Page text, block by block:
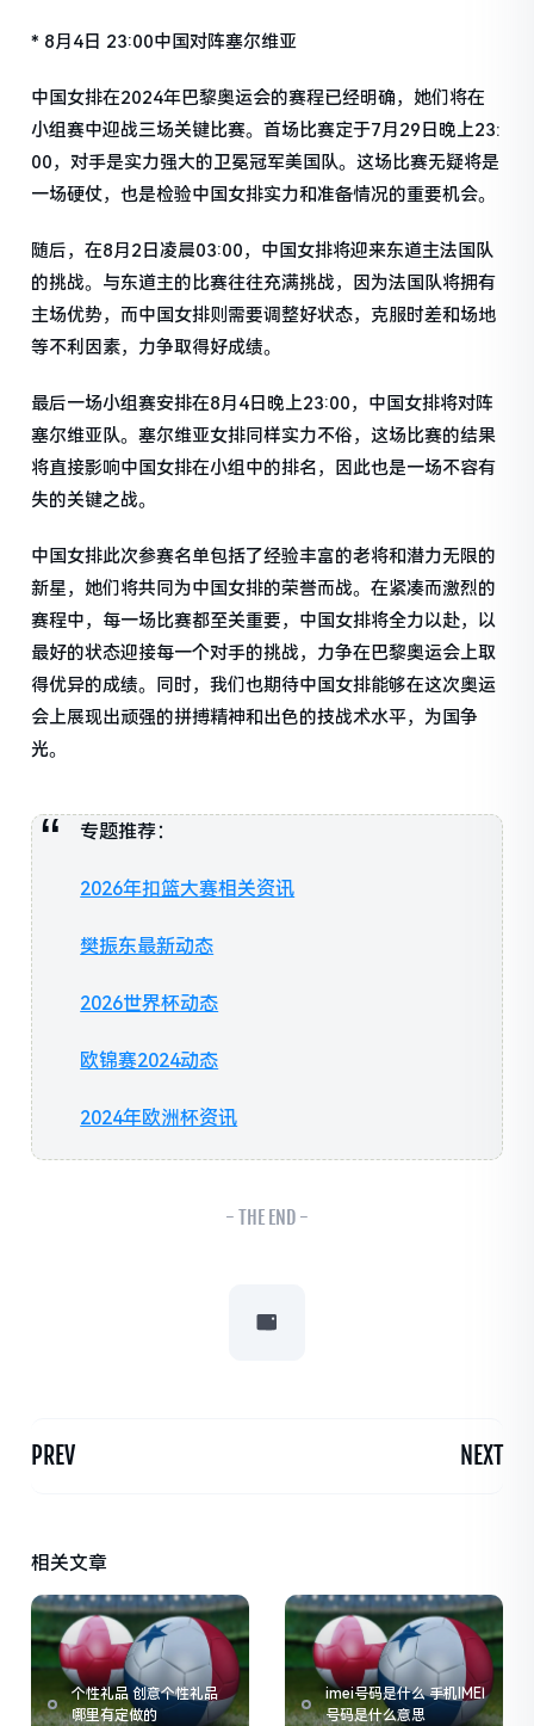
* 8月4日 23:00中国对阵塞尔维亚
中国女排在2024年巴黎奥运会的赛程已经明确，她们将在
小组赛中迎战三场关键比赛。首场比赛定于7月29日晚上23:
00，对手是实力强大的卫冕冠军美国队。这场比赛无疑将是
一场硬仗，也是检验中国女排实力和准备情况的重要机会。
随后，在8月2日凌晨03:00，中国女排将迎来东道主法国队
的挑战。与东道主的比赛往往充满挑战，因为法国队将拥有
主场优势，而中国女排则需要调整好状态，克服时差和场地
等不利因素，力争取得好成绩。
最后一场小组赛安排在8月4日晚上23:00，中国女排将对阵
塞尔维亚队。塞尔维亚女排同样实力不俗，这场比赛的结果
将直接影响中国女排在小组中的排名，因此也是一场不容有
失的关键之战。
中国女排此次参赛名单包括了经验丰富的老将和潜力无限的
新星，她们将共同为中国女排的荣誉而战。在紧凑而激烈的
赛程中，每一场比赛都至关重要，中国女排将全力以赴，以
最好的状态迎接每一个对手的挑战，力争在巴黎奥运会上取
得优异的成绩。同时，我们也期待中国女排能够在这次奥运
会上展现出顽强的拼搏精神和出色的技战术水平，为国争
光。
专题推荐：
2026年扣篮大赛相关资讯
樊振东最新动态
2026世界杯动态
欧锦赛2024动态
2024年欧洲杯资讯
- THE END -
PREV NEXT
相关文章
个性礼品 创意个性礼品
哪里有定做的
imei号码是什么 手机IMEI
号码是什么意思